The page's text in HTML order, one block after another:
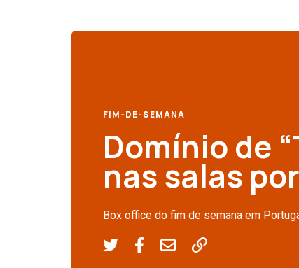
FIM-DE-SEMANA
Domínio de
nas salas
Box office do fim de semana em